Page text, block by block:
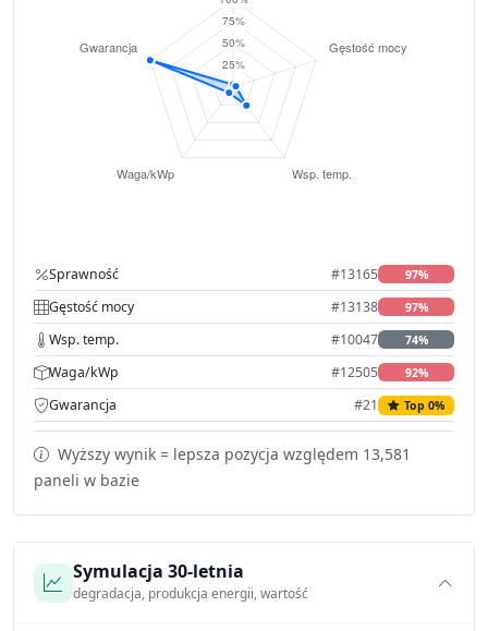
Sprawność #13165 97%
Gęstość mocy #13138 97%
Wsp. temp. #10047 74%
Waga/kWp #12505 92%
Gwarancja #21 Top 0%
Wyższy wynik = lepsza pozycja względem 13,581
paneli w bazie
Symulacja 30-letnia
degradacja, produkcja energii, wartość